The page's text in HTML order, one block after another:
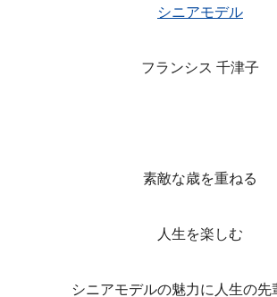
シニアモデル
フランシス 千津子
素敵な歳を重ねる
人生を楽しむ
シニアモデルの魅力に人生の先